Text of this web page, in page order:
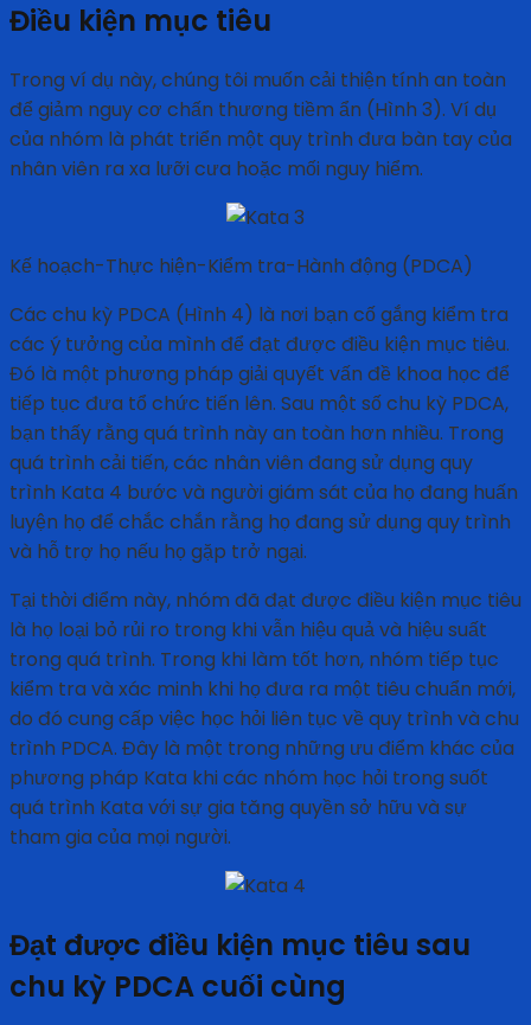
Điều kiện mục tiêu
Trong ví dụ này, chúng tôi muốn cải thiện tính an toàn
để giảm nguy cơ chấn thương tiềm ẩn (Hình 3). Ví dụ
của nhóm là phát triển một quy trình đưa bàn tay của
nhân viên ra xa lưỡi cưa hoặc mối nguy hiểm.
Kế hoạch-Thực hiện-Kiểm tra-Hành động (PDCA)
Các chu kỳ PDCA (Hình 4) là nơi bạn cố gắng kiểm tra
các ý tưởng của mình để đạt được điều kiện mục tiêu.
Đó là một phương pháp giải quyết vấn đề khoa học để
tiếp tục đưa tổ chức tiến lên. Sau một số chu kỳ PDCA,
bạn thấy rằng quá trình này an toàn hơn nhiều. Trong
quá trình cải tiến, các nhân viên đang sử dụng quy
trình Kata 4 bước và người giám sát của họ đang huấn
luyện họ để chắc chắn rằng họ đang sử dụng quy trình
và hỗ trợ họ nếu họ gặp trở ngại.
Tại thời điểm này, nhóm đã đạt được điều kiện mục tiêu
là họ loại bỏ rủi ro trong khi vẫn hiệu quả và hiệu suất
trong quá trình. Trong khi làm tốt hơn, nhóm tiếp tục
kiểm tra và xác minh khi họ đưa ra một tiêu chuẩn mới,
do đó cung cấp việc học hỏi liên tục về quy trình và chu
trình PDCA. Đây là một trong những ưu điểm khác của
phương pháp Kata khi các nhóm học hỏi trong suốt
quá trình Kata với sự gia tăng quyền sở hữu và sự
tham gia của mọi người.
Đạt được điều kiện mục tiêu sau
chu kỳ PDCA cuối cùng